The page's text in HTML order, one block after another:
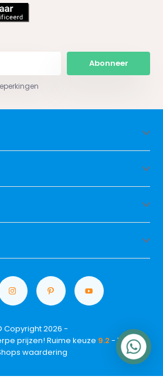
Abonneer
Copyright 2026 -
prijzen! Ruime keuze 9.2 - Trusted
waardering